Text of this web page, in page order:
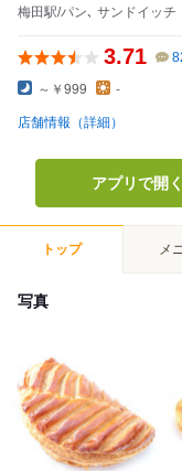
梅田駅/パン､ サンドイッチ
3.71
～￥999 -
店舗情報（詳細）
アプリで開く
トップ メ
写真